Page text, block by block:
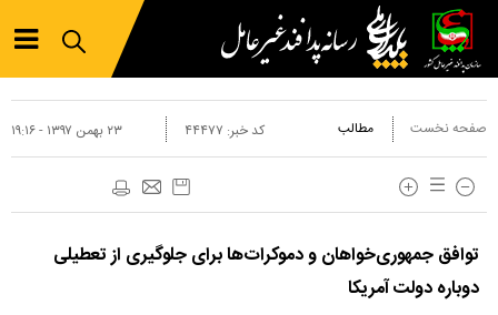
صفحه نخست مطالب ۲۳ بهمن ۱۳۹۷ - ۱۹:۱۶ کد خبر: ۴۴۴۷۷
توافق جمهوری‌خواهان و دموکرات‌ها برای جلوگیری از تعطیلی
دوباره دولت آمریکا